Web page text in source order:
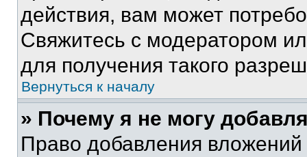
действия, вам может
Свяжитесь с модератором
для получения такого
Вернуться к началу
» Почему я не могу
Право добавления